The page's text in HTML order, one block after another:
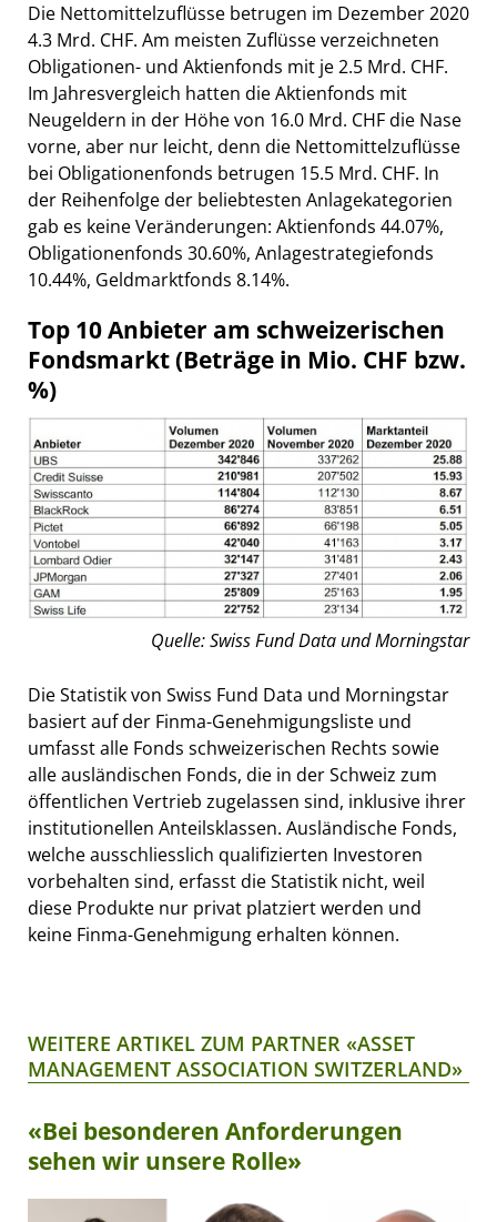
Die Nettomittelzuflüsse betrugen im Dezember 2020
4.3 Mrd. CHF. Am meisten Zuflüsse verzeichneten
Obligationen- und Aktienfonds mit je 2.5 Mrd. CHF.
Im Jahresvergleich hatten die Aktienfonds mit
Neugeldern in der Höhe von 16.0 Mrd. CHF die Nase
vorne, aber nur leicht, denn die Nettomittelzuflüsse
bei Obligationenfonds betrugen 15.5 Mrd. CHF. In
der Reihenfolge der beliebtesten Anlagekategorien
gab es keine Veränderungen: Aktienfonds 44.07%,
Obligationenfonds 30.60%, Anlagestrategiefonds
10.44%, Geldmarktfonds 8.14%.
Top 10 Anbieter am schweizerischen
Fondsmarkt (Beträge in Mio. CHF bzw.
%)
Quelle: Swiss Fund Data und Morningstar
Die Statistik von Swiss Fund Data und Morningstar
basiert auf der Finma-Genehmigungsliste und
umfasst alle Fonds schweizerischen Rechts sowie
alle ausländischen Fonds, die in der Schweiz zum
öffentlichen Vertrieb zugelassen sind, inklusive ihrer
institutionellen Anteilsklassen. Ausländische Fonds,
welche ausschliesslich qualifizierten Investoren
vorbehalten sind, erfasst die Statistik nicht, weil
diese Produkte nur privat platziert werden und
keine Finma-Genehmigung erhalten können.
WEITERE ARTIKEL ZUM PARTNER «ASSET
MANAGEMENT ASSOCIATION SWITZERLAND»
«Bei besonderen Anforderungen
sehen wir unsere Rolle»